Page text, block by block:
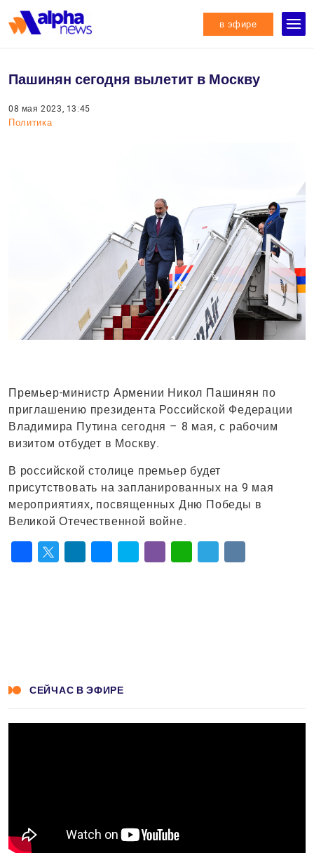
в эфире
Пашинян сегодня вылетит в Москву
08 мая 2023, 13:45
Политика
Премьер-министр Армении Никол Пашинян по
приглашению президента Российской Федерации
Владимира Путина сегодня – 8 мая, с рабочим
визитом отбудет в Москву.
В российской столице премьер будет
присутствовать на запланированных на 9 мая
мероприятиях, посвященных Дню Победы в
Великой Отечественной войне.
СЕЙЧАС В ЭФИРЕ